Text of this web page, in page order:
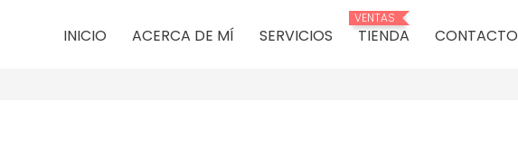
INICIO ACERCA DE MÍ SERVICIOS
VENTAS
TIENDA CONTACTO